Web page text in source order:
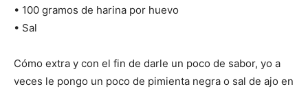
• 100 gramos de harina por huevo
• Sal
Cómo extra y con el fin de darle un poco de sabor, yo a
veces le pongo un poco de pimienta negra o sal de ajo en